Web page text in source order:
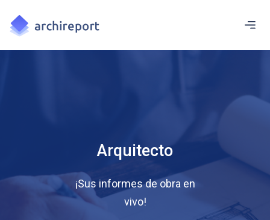
Arquitecto
¡Sus informes de obra en
vivo!